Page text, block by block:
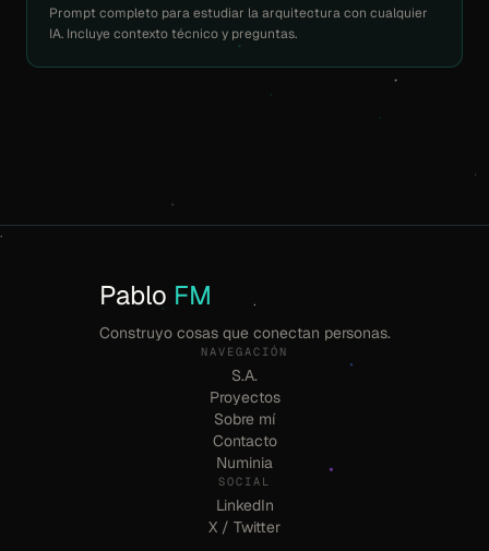
Prompt completo para estudiar la arquitectura con cualquier
IA. Incluye contexto técnico y preguntas.
Pablo FM
Construyo cosas que conectan personas.
NAVEGACIÓN
S.A.
Proyectos
Sobre mí
Contacto
Numinia
SOCIAL
LinkedIn
X / Twitter